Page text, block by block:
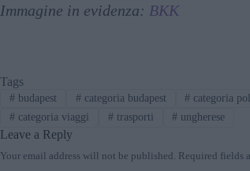
Immagine in evidenza: BKK
Tags
#budapest #categoria budapest # categoria
#categoria viaggi #trasporti # ungherese
Leave a Reply
Your email address will not be published. Required fields